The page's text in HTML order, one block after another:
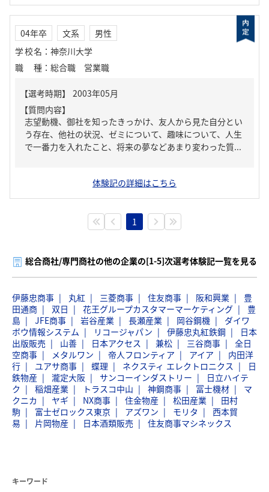
04年卒 文系
男性
学校名 ： 神奈川大学
職種 ： 総合職 営業職
【質問内容】
志望動機、御社を知ったきっかけ、友人から見た自分とい
う存在、他社の状況、ゼミについて、趣味について、人生
で一番力を入れたこと、将来の夢などあまり変わった質...
体験記の詳細はこちら
1
総合商社/専門商社の他の企業の[1-5]次選考体験記一覧を見る
伊藤忠商事 丸紅 三菱商事 住友商事 阪和興業
豊
田通商
双日 花王グループカスタマーマーケティング
豊
島
JFE商事 岩谷産業 長瀬産業 岡谷鋼機
ダイワ
ボウ情報システム
リコージャパン 伊藤忠丸紅鉄鋼
日本
出版販売
山善 日本アクセス 兼松 三谷商事
全日
空商事
メタルワン 帝人フロンティア アイア
内田洋
行
ユアサ商事 蝶理 ネクスティ エレクトロニクス
日
鉄物産
瀧定大阪 サンコーインダストリー
日立ハイテ
ク
稲畑産業 トラスコ中山 神鋼商事 冨士機材
マ
クニカ
ヤギ NX商事 住金物産 松田産業
田村
駒
富士ゼロックス東京 アズワン モリタ
西本貿
易
片岡物産 日本酒類販売 住友商事マシネックス
キーワード